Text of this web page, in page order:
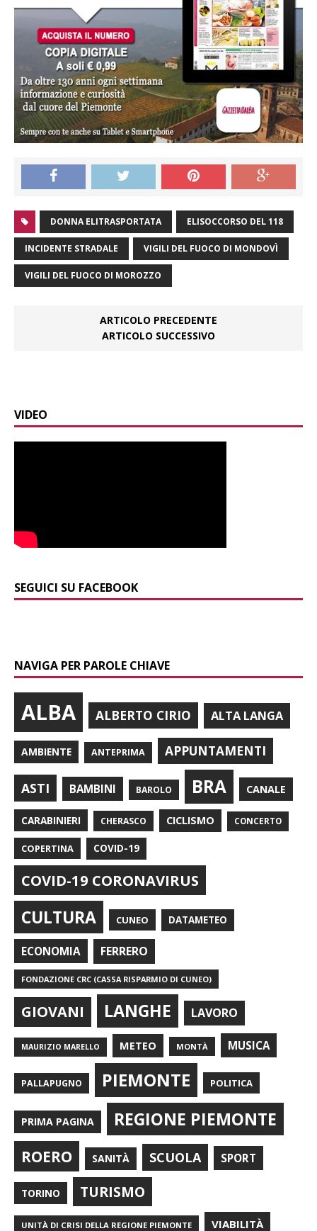
DONNA ELITRASPORTATA ELISOCCORSO DEL 118
INCIDENTE STRADALE VIGILI DEL FUOCO DI MONDOVÌ
VIGILI DEL FUOCO DI MOROZZO
ARTICOLO PRECEDENTE
ARTICOLO SUCCESSIVO
VIDEO
SEGUICI SU FACEBOOK
NAVIGA PER PAROLE CHIAVE
ALBA ALBERTO CIRIO ALTA LANGA
AMBIENTE ANTEPRIMA APPUNTAMENTI
ASTI BAMBINI BAROLO BRA CANALE
CARABINIERI CHERASCO CICLISMO CONCERTO
COPERTINA COVID-19
COVID-19 CORONAVIRUS
CULTURA CUNEO DATAMETEO
ECONOMIA FERRERO
FONDAZIONE CRC (CASSA RISPARMIO DI CUNEO)
GIOVANI LANGHE LAVORO
MAURIZIO MARELLO METEO MONTÀ MUSICA
PALLAPUGNO PIEMONTE POLITICA
PRIMA PAGINA REGIONE PIEMONTE
ROERO SANITÀ SCUOLA SPORT
TORINO TURISMO
UNITÀ DI CRISI DELLA REGIONE PIEMONTE VIABILITÀ